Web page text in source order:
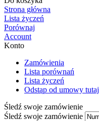
Strona główna
Lista życzeń
Porównaj
Account
Konto
Zamówienia
Lista porównań
Lista życzeń
Odstąp od umowy tutaj
Śledź swoje zamówienie
Śledź swoje zamówienie